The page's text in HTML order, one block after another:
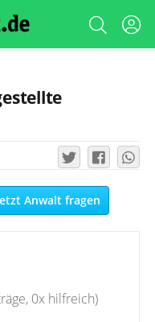
Anwalt fragen
0x hilfreich)